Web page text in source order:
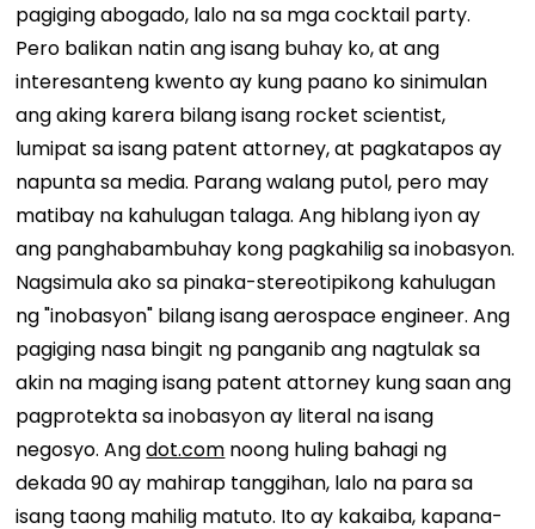
pagiging abogado, lalo na sa mga cocktail party.
Pero balikan natin ang isang buhay ko, at ang
interesanteng kwento ay kung paano ko sinimulan
ang aking karera bilang isang rocket scientist,
lumipat sa isang patent attorney, at pagkatapos ay
napunta sa media. Parang walang putol, pero may
matibay na kahulugan talaga. Ang hiblang iyon ay
ang panghabambuhay kong pagkahilig sa inobasyon.
Nagsimula ako sa pinaka-stereotipikong kahulugan
ng "inobasyon" bilang isang aerospace engineer. Ang
pagiging nasa bingit ng panganib ang nagtulak sa
akin na maging isang patent attorney kung saan ang
pagprotekta sa inobasyon ay literal na isang
negosyo. Angdot.com noong huling bahagi ng
dekada 90 ay mahirap tanggihan, lalo na para sa
isang taong mahilig matuto. Ito ay kakaiba, kapana-